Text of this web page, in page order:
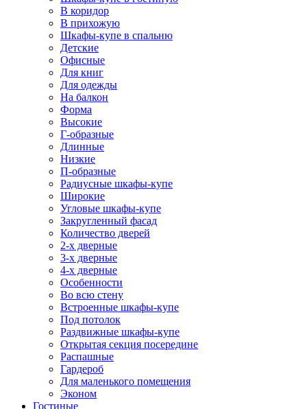
В коридор
В прихожую
Шкафы-купе в спальню
Детские
Офисные
Для книг
Для одежды
На балкон
Форма
Высокие
Г-образные
Длинные
Низкие
П-образные
Радиусные шкафы-купе
Широкие
Угловые шкафы-купе
Закругленный фасад
Количество дверей
2-х дверные
3-х дверные
4-х дверные
Особенности
Во всю стену
Встроенные шкафы-купе
Под потолок
Раздвижные шкафы-купе
Открытая секция посередине
Распашные
Гардероб
Для маленького помещения
Эконом
Гостиные